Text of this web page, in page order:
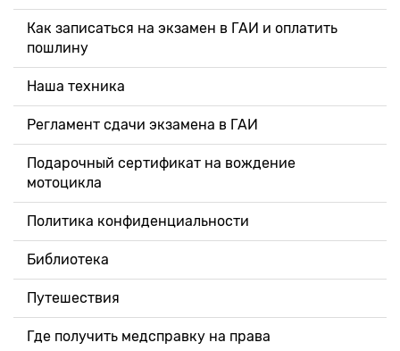
Как записаться на экзамен в ГАИ и оплатить
пошлину
Наша техника
Регламент сдачи экзамена в ГАИ
Подарочный сертификат на вождение
мотоцикла
Политика конфиденциальности
Библиотека
Путешествия
Где получить медсправку на права